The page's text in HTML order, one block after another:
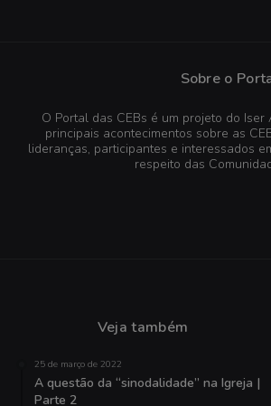
Sobre o
O Portal das CEBs é um projeto do
principais acontecimentos sobre as
lideranças, participantes e interessados
respeito das
Veja também
25 de março de 2022
A questão da “sinodalidade” na Igreja |
Parte 2